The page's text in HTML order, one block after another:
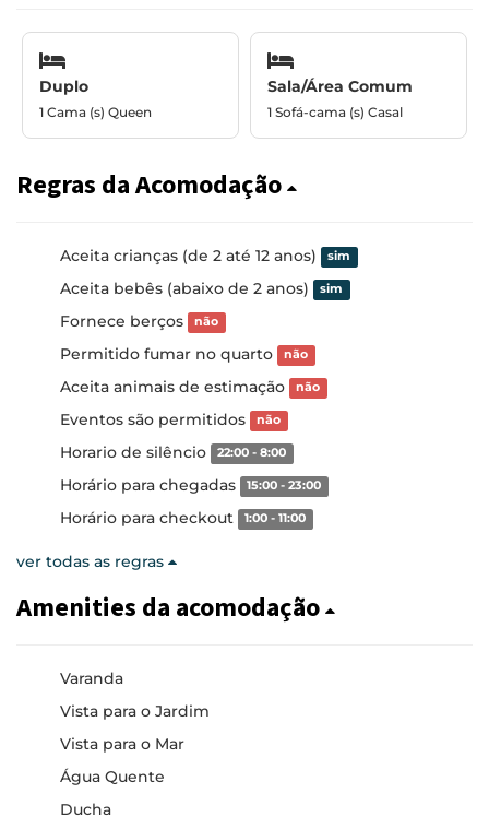
Duplo
1 Cama (s) Queen
Sala/Área Comum
1 Sofá-cama (s) Casal
Regras da Acomodação
Aceita crianças (de 2 até 12 anos) sim
Aceita bebês (abaixo de 2 anos) sim
Fornece berços não
Permitido fumar no quarto não
Aceita animais de estimação não
Eventos são permitidos não
Horario de silêncio 22:00 - 8:00
Horário para chegadas 15:00 - 23:00
Horário para checkout 1:00 - 11:00
ver todas as regras
Amenities da acomodação
Varanda
Vista para o Jardim
Vista para o Mar
Água Quente
Ducha